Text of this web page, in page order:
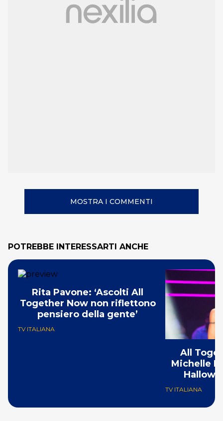
MOSTRA I COMMENTI
POTREBBE INTERESSARTI ANCHE
Rita Pavone: ‘Ascolti All
Together Now non riflettono
pensiero della gente’
TV ITALIANA
All
Michelle
TV ITALIANA